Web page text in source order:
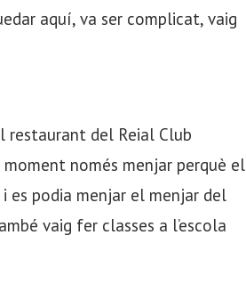
aquí, va ser complicat, vaig
del Reial Club
només menjar perquè el
podia menjar el menjar del
vaig fer classes a l’escola